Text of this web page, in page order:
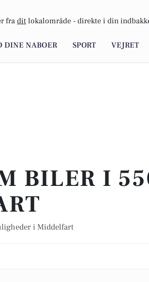
fra dit lokalområde - direkte i din
DINE NABOER SPORT VEJRET
BILER I
i Middelfart